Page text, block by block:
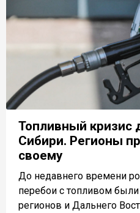
Топливный кризис
Сибири. Регионы
своему
До недавнего времени
перебои с топливом
регионов и Дальнего